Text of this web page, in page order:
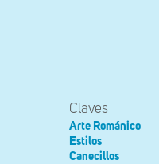
Claves
Arte Románico
Estilos
Canecillos